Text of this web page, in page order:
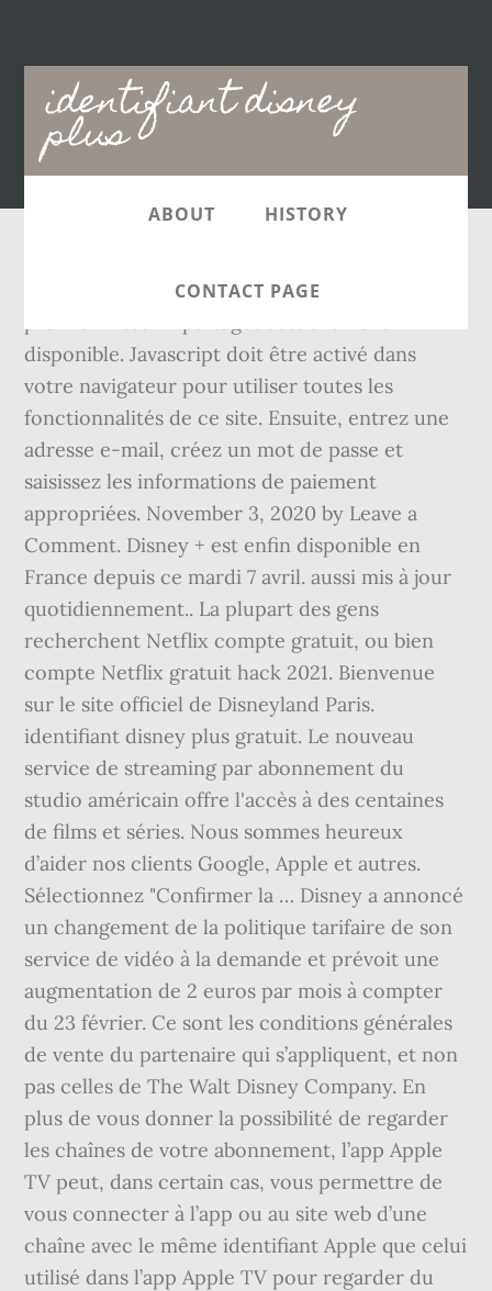
identifiant disney
plus
Main
navigation
ABOUT HISTORY
CONTACT PAGE
Découvrez ci-dessous la liste des comptes
disponible. Javascript doit être activé dans
votre navigateur pour utiliser toutes les
fonctionnalités de ce site. Ensuite, entrez une
adresse e-mail, créez un mot de passe et
saisissez les informations de paiement
appropriées. November 3, 2020 by Leave a
Comment. Disney + est enfin disponible en
France depuis ce mardi 7 avril. aussi mis à jour
quotidiennement.. La plupart des gens
recherchent Netflix compte gratuit, ou bien
compte Netflix gratuit hack 2021. Bienvenue
sur le site officiel de Disneyland Paris.
identifiant disney plus gratuit. Le nouveau
service de streaming par abonnement du
studio américain offre l'accès à des centaines
de films et séries. Nous sommes heureux
d’aider nos clients Google, Apple et autres.
Sélectionnez "Confirmer la … Disney a annoncé
un changement de la politique tarifaire de son
service de vidéo à la demande et prévoit une
augmentation de 2 euros par mois à compter
du 23 février. Ce sont les conditions générales
de vente du partenaire qui s’appliquent, et non
pas celles de The Walt Disney Company. En
plus de vous donner la possibilité de regarder
les chaînes de votre abonnement, l’app Apple
TV peut, dans certain cas, vous permettre de
vous connecter à l’app ou au site web d’une
chaîne avec le même identifiant Apple que celui
utilisé dans l’app Apple TV pour regarder du